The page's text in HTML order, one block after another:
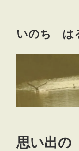
いのち は
思い出の